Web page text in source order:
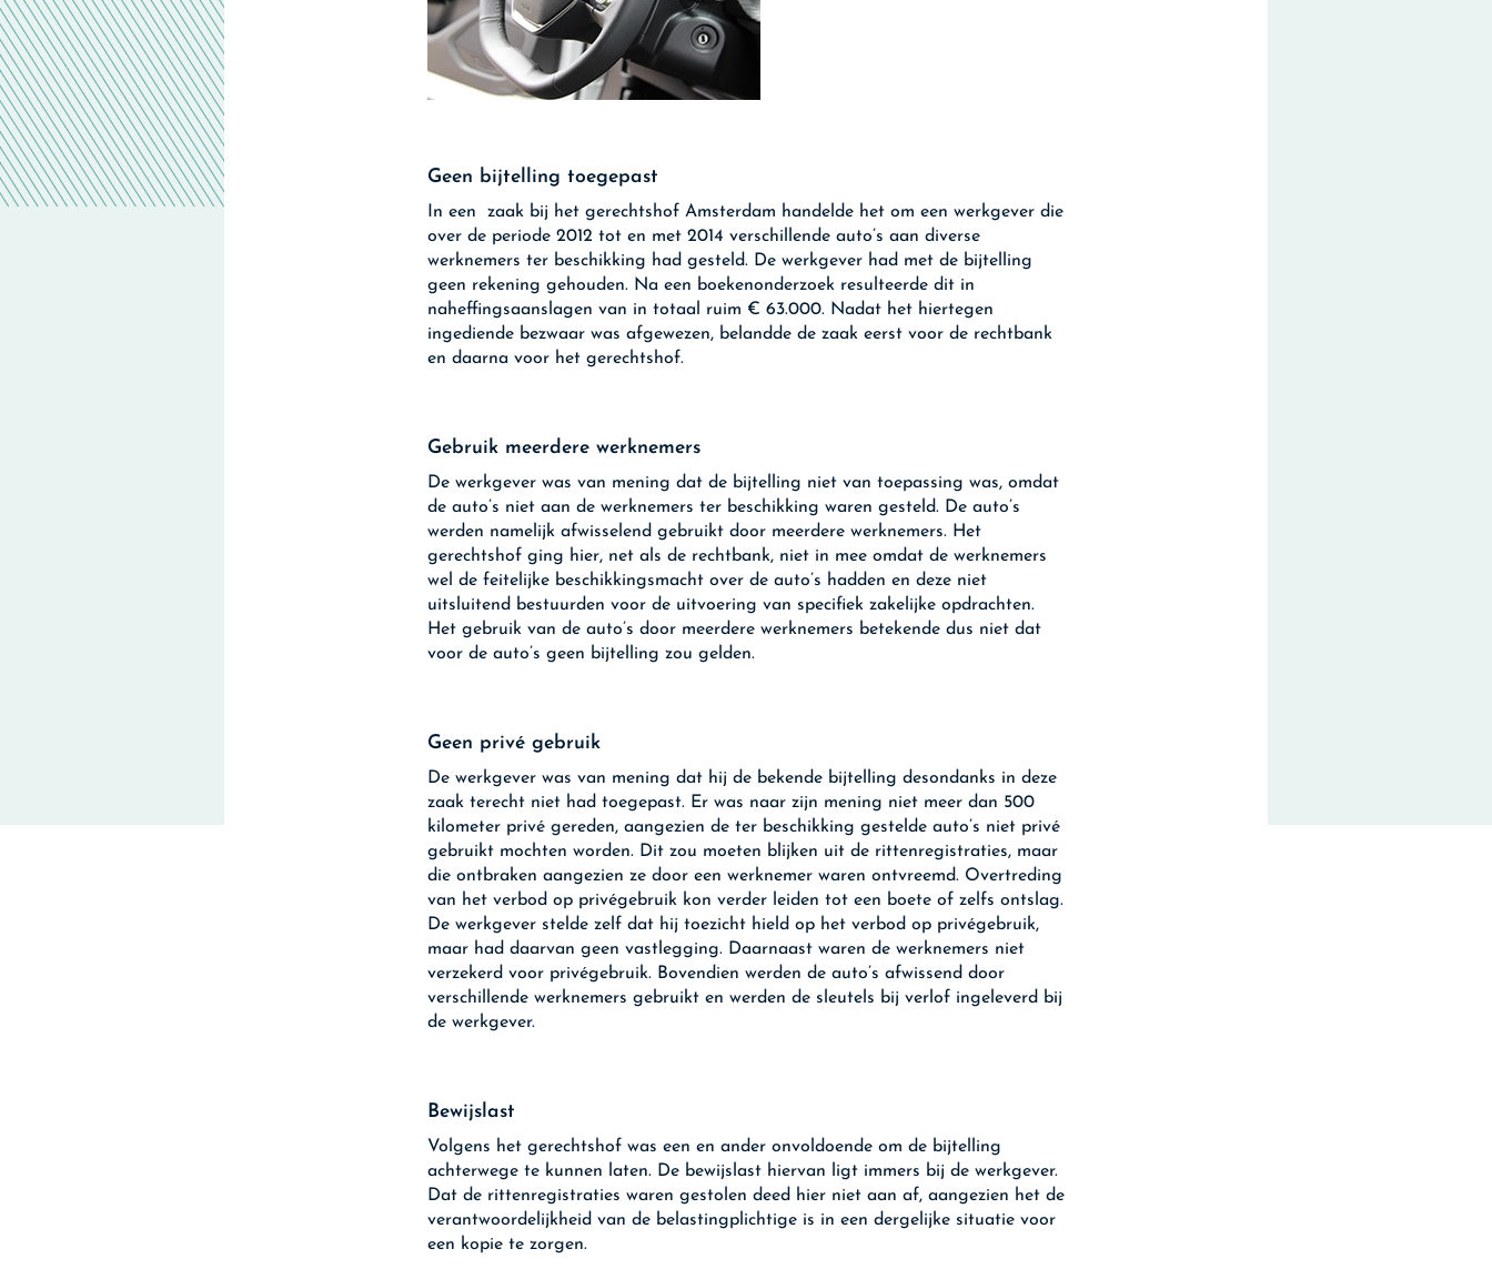
Geen bijtelling toegepast
In een zaak bij het gerechtshof Amsterdam handelde het om een werkgever die
over de periode 2012 tot en met 2014 verschillende auto’s aan diverse
werknemers ter beschikking had gesteld. De werkgever had met de bijtelling
geen rekening gehouden. Na een boekenonderzoek resulteerde dit in
naheffingsaanslagen van in totaal ruim € 63.000. Nadat het hiertegen
ingediende bezwaar was afgewezen, belandde de zaak eerst voor de rechtbank
en daarna voor het gerechtshof.
Gebruik meerdere werknemers
De werkgever was van mening dat de bijtelling niet van toepassing was, omdat
de auto’s niet aan de werknemers ter beschikking waren gesteld. De auto’s
werden namelijk afwisselend gebruikt door meerdere werknemers. Het
gerechtshof ging hier, net als de rechtbank, niet in mee omdat de werknemers
wel de feitelijke beschikkingsmacht over de auto’s hadden en deze niet
uitsluitend bestuurden voor de uitvoering van specifiek zakelijke opdrachten.
Het gebruik van de auto’s door meerdere werknemers betekende dus niet dat
voor de auto’s geen bijtelling zou gelden.
Geen privé gebruik
De werkgever was van mening dat hij de bekende bijtelling desondanks in deze
zaak terecht niet had toegepast. Er was naar zijn mening niet meer dan 500
kilometer privé gereden, aangezien de ter beschikking gestelde auto’s niet privé
gebruikt mochten worden. Dit zou moeten blijken uit de rittenregistraties, maar
die ontbraken aangezien ze door een werknemer waren ontvreemd. Overtreding
van het verbod op privégebruik kon verder leiden tot een boete of zelfs ontslag.
De werkgever stelde zelf dat hij toezicht hield op het verbod op privégebruik,
maar had daarvan geen vastlegging. Daarnaast waren de werknemers niet
verzekerd voor privégebruik. Bovendien werden de auto’s afwissend door
verschillende werknemers gebruikt en werden de sleutels bij verlof ingeleverd bij
de werkgever.
Bewijslast
Volgens het gerechtshof was een en ander onvoldoende om de bijtelling
achterwege te kunnen laten. De bewijslast hiervan ligt immers bij de werkgever.
Dat de rittenregistraties waren gestolen deed hier niet aan af, aangezien het de
verantwoordelijkheid van de belastingplichtige is in een dergelijke situatie voor
een kopie te zorgen.